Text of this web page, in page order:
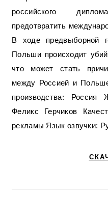
российского
предотвратить
В ходе предвыборной
Польши происходит
что может стать
между Россией и
производства: Россия
Феликс Герчиков
рекламы Язык озвучки: